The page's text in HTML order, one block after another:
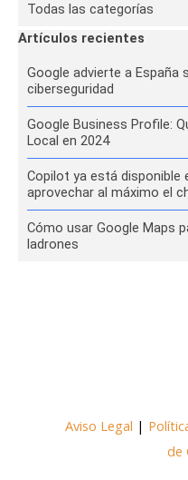
Todas las categorías
Saltar el bloque
Artículos recientes
Google advierte a España
ciberseguridad
Google Business Profile:
Local en 2024
Copilot ya está disponible
aprovechar al máximo el
Cómo usar Google Maps
ladrones
Aviso Legal |
de